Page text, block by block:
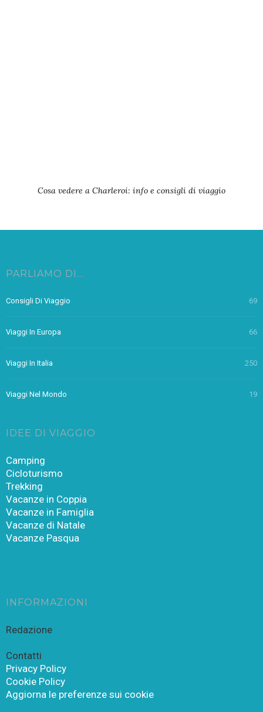
Cosa vedere a Charleroi: info e consigli di viaggio
PARLIAMO DI…
Consigli Di Viaggio 69
Viaggi In Europa 66
Viaggi In Italia 250
Viaggi Nel Mondo 19
IDEE DI VIAGGIO
Camping
Cicloturismo
Trekking
Vacanze in Coppia
Vacanze in Famiglia
Vacanze di Natale
Vacanze Pasqua
INFORMAZIONI
Redazione
Contatti
Privacy Policy
Cookie Policy
Aggiorna le preferenze sui cookie